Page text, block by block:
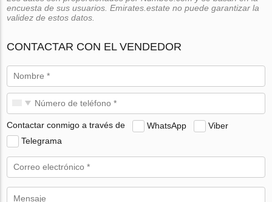
encuesta de sus usuarios. Emirates.estate no puede garantizar la
validez de estos datos.
CONTACTAR CON EL VENDEDOR
Contactar conmigo a través de WhatsApp
Viber
Telegrama